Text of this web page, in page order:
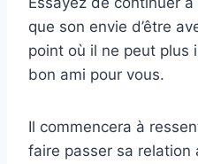
que son envie d’être
point où il ne peut plus
bon ami pour vous.
Il commencera à
faire passer sa relation